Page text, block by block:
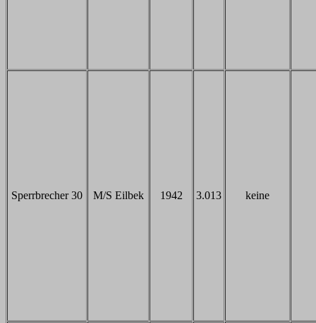
Sperrbrecher 30 M/S Eilbek 1942 3.013 keine